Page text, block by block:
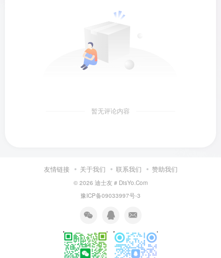
暂无评论内容
友情链接 关于我们 联系我们 赞助我们
© 2026 迪士友 # DisYo.Com
豫ICP备09033997号-3